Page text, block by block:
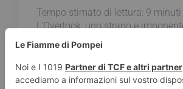
Tempo stimato di lettura: 9 minuti
L'Overlook, uno strano e
che domina le alte montagne del
stato teatro di numerosi delitti e
sembra aver assorbito forze
vanno al di là di ogni